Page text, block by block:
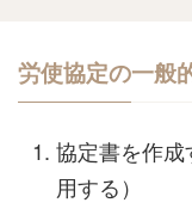
労使協定の一般
協定書を作
用する）